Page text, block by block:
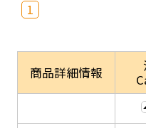
1
商品詳細情報